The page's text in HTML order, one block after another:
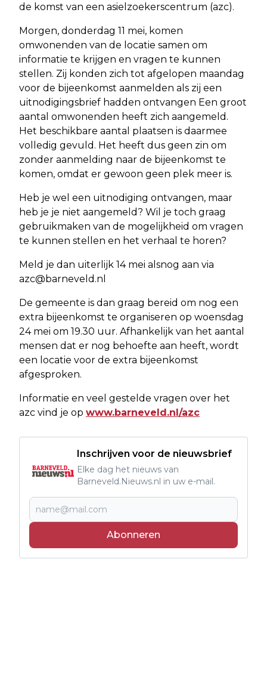
de komst van een asielzoekerscentrum (azc).
Morgen, donderdag 11 mei, komen
omwonenden van de locatie samen om
informatie te krijgen en vragen te kunnen
stellen. Zij konden zich tot afgelopen maandag
voor de bijeenkomst aanmelden als zij een
uitnodigingsbrief hadden ontvangen Een groot
aantal omwonenden heeft zich aangemeld.
Het beschikbare aantal plaatsen is daarmee
volledig gevuld. Het heeft dus geen zin om
zonder aanmelding naar de bijeenkomst te
komen, omdat er gewoon geen plek meer is.
Heb je wel een uitnodiging ontvangen, maar
heb je je niet aangemeld? Wil je toch graag
gebruikmaken van de mogelijkheid om vragen
te kunnen stellen en het verhaal te horen?
Meld je dan uiterlijk 14 mei alsnog aan via
azc@barneveld.nl
De gemeente is dan graag bereid om nog een
extra bijeenkomst te organiseren op woensdag
24 mei om 19.30 uur. Afhankelijk van het aantal
mensen dat er nog behoefte aan heeft, wordt
een locatie voor de extra bijeenkomst
afgesproken.
Informatie en veel gestelde vragen over het
azc vind je op www.barneveld.nl/azc
Inschrijven voor de nieuwsbrief
Elke dag het nieuws van
Barneveld.Nieuws.nl in uw e-mail.
Abonneren